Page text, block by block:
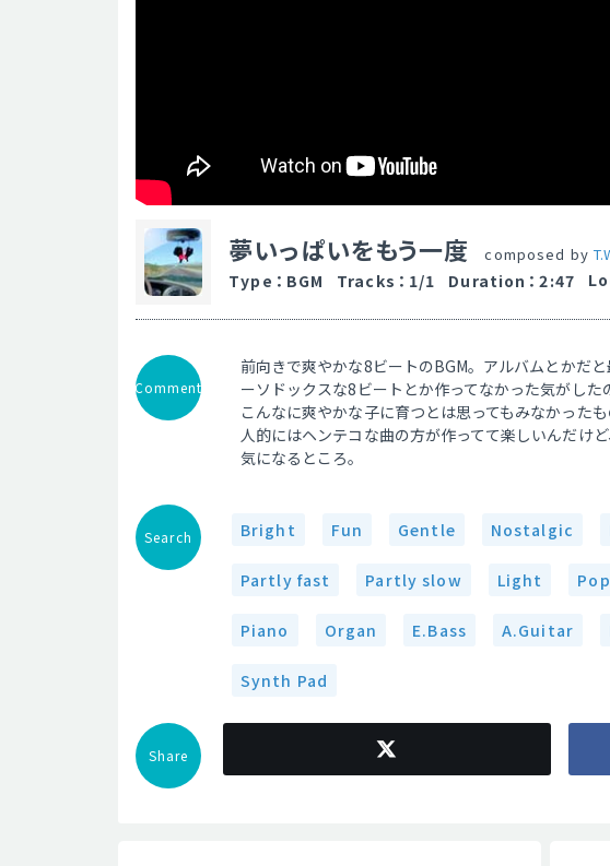
夢いっぱいをもう一度 composed by
Type ： BGM Tracks ： 1/1 Duration ： 2:47
Comment
前向きで爽やかな8ビートのBGM。アルバムとかだ
ーソドックスな8ビートとか作ってなかった気がし
こんなに爽やかな子に育つとは思ってもみなかった
人的にはヘンテコな曲の方が作ってて楽しいんだけ
気になるところ。
Search Bright Fun Gentle Nostalgic
Partly fast Partly slow Light Pop
Piano Organ E.Bass A.Guitar
Synth Pad
Share